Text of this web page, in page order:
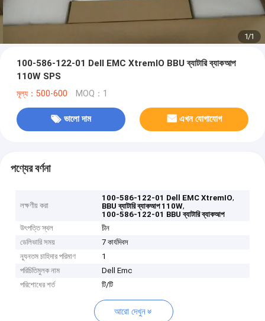
1/1
100-586-122-01 Dell EMC XtremIO BBU ব্যাটারি ব্যাকআপ
110W SPS
মূল্য：500-600 MOQ：1
ভালো দাম এখন যোগাযোগ
পণ্যের বর্ণনা
লক্ষণীয় করা
100-586-122-01 Dell EMC XtremIO,
BBU ব্যাটারি ব্যাকআপ 110W,
100-586-122-01 BBU ব্যাটারি ব্যাকআপ
উৎপত্তি স্থল
চীন
ডেলিভারি সময়
7 কার্যদিবস
ন্যূনতম চাহিদার পরিমাণ
1
পরিচিতিমুলক নাম
Dell Emc
পরিশোধের শর্ত
টি/টি
আরো দেখুন